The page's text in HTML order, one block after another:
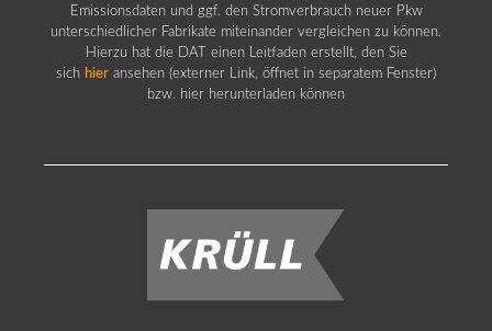
Emissionsdaten und ggf. den Stromverbrauch neuer Pkw
unterschiedlicher Fabrikate miteinander vergleichen zu können.
Hierzu hat die DAT einen Leitfaden erstellt, den Sie
sich hier ansehen (externer Link, öffnet in separatem Fenster)
bzw. hier herunterladen können